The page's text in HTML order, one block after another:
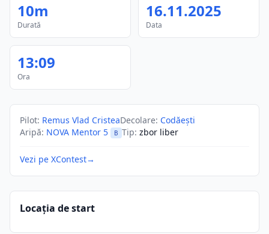
10m
Durată
16.11.2025
Data
13:09
Ora
Pilot: Remus Vlad CristeaDecolare: Codăești
Aripă: NOVA Mentor 5 B Tip: zbor liber
Vezi pe XContest→
Locația de start